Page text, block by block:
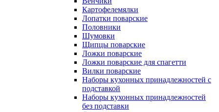
Картофелемялки
Лопатки поварские
Половники
Шумовки
Щипцы поварские
Ложки поварские
Ложки поварские для спагетти
Вилки поварские
Наборы кухонных принадлежностей с
подставкой
Наборы кухонных принадлежностей
без подставки